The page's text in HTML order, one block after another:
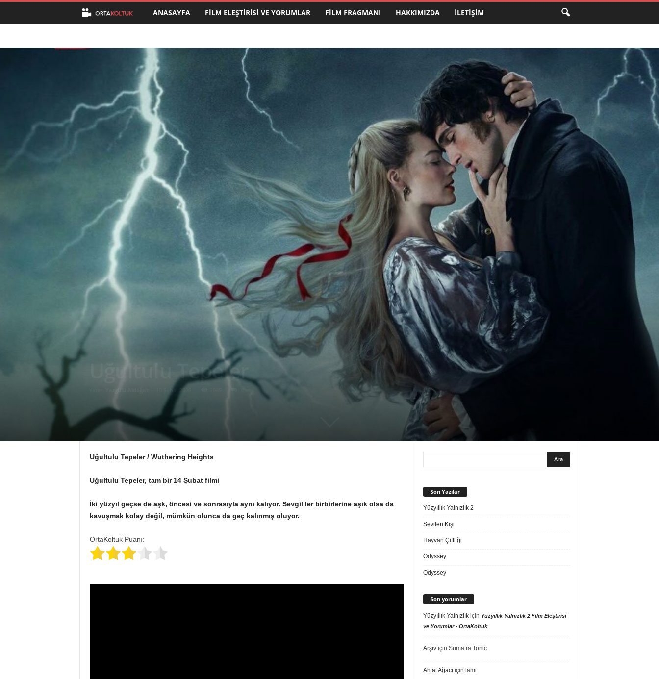
o
l
ANASAYFA FILM ELEŞTIRISI VE YORUMLAR FILM FRAGMANI HAKKIMIZDA İLETIŞIM
Uğultulu Tepeler
10 Şubat 2026
Uğultulu Tepeler / Wuthering Heights
Uğultulu Tepeler, tam bir 14 Şubat filmi
İki yüzyıl geçse de aşk, öncesi ve sonrasıyla aynı kalıyor. Sevgililer birbirlerine aşık olsa da
kavuşmak kolay değil, mümkün olunca da geç kalınmış oluyor.
OrtaKoltuk Puanı:
Son Yazılar
Yüzyıllık Yalnızlık 2
Sevilen Kişi
Hayvan Çiftliği
Odyssey
Odyssey
Son yorumlar
Yüzyıllık Yalnızlıkiçin Yüzyıllık Yalnızlık 2 Film Eleştirisi
ve Yorumlar - OrtaKoltuk
Arşiviçin Sumatra Tonic
Ahlat Ağacıiçin lami